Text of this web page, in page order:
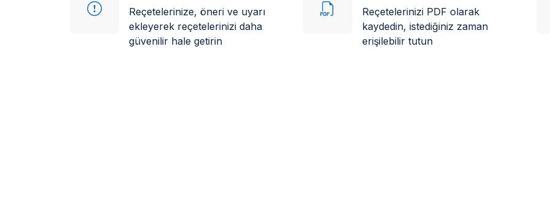
Reçetelerinize, öneri ve uyarı
ekleyerek reçetelerinizi daha
güvenilir hale getirin
Reçetelerinizi PDF olarak
kaydedin, istediğiniz zaman
erişilebilir tutun